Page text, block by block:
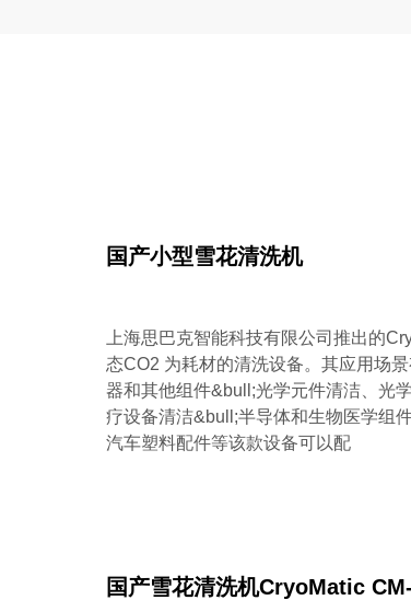
国产小型雪花清洗机
上海思巴克智能科技有限公司推出的
态CO2 为耗材的清洗设备。其应用场
器和其他组件&bull;光学元件清洁、光
疗设备清洁&bull;半导体和生物医学组
汽车塑料配件等该款设备可以配
国产雪花清洗机CryoMatic